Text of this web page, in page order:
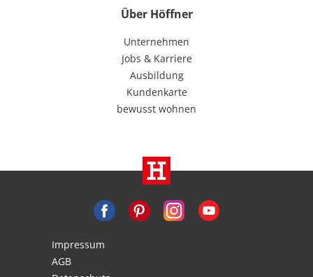
Über Höffner
Unternehmen
Jobs & Karriere
Ausbildung
Kundenkarte
bewusst wohnen
Impressum
AGB